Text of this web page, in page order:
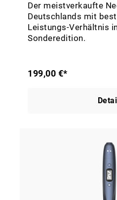
Der meistverkaufte
Deutschlands mit
Leistungs-Verhältnis
Sonderedition.
199,00 €*